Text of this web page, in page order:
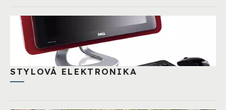
STYLOVÁ ELEKTRONIKA